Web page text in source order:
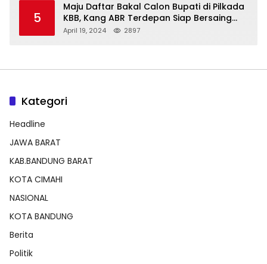
5
Maju Daftar Bakal Calon Bupati di Pilkada
KBB, Kang ABR Terdepan Siap Bersaing
Dengan Balon Lainnya
April 19, 2024 2897
Kategori
Headline
JAWA BARAT
KAB.BANDUNG BARAT
KOTA CIMAHI
NASIONAL
KOTA BANDUNG
Berita
Politik